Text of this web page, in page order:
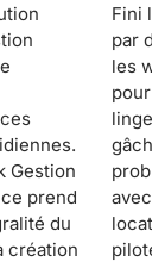
Gestion
prend
du
création
des
:
votre
en
pendant